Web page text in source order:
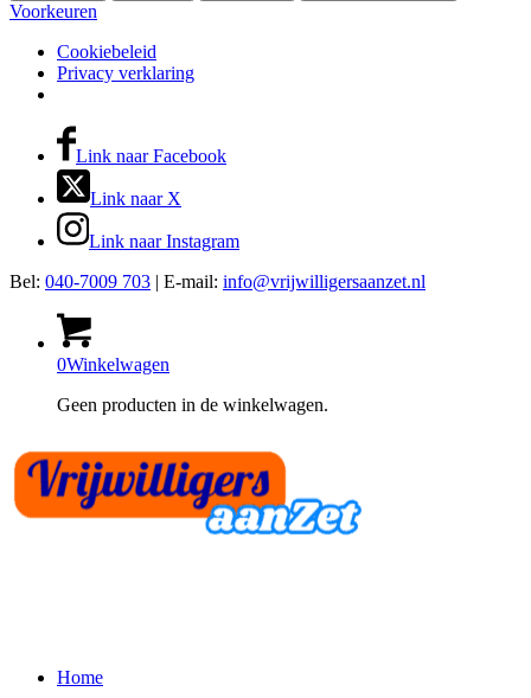
Voorkeuren
Cookiebeleid
Privacy verklaring
Link naar Facebook
Link naar X
Link naar Instagram
Bel: 040-7009 703 | E-mail: info@vrijwilligersaanzet.nl
0Winkelwagen
Geen producten in de winkelwagen.
Home